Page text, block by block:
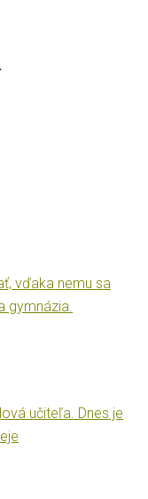
vďaka nemu sa
gymnázia.
učiteľa. Dnes je